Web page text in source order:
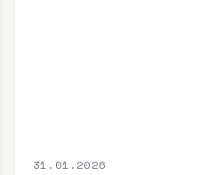
31.01.2026